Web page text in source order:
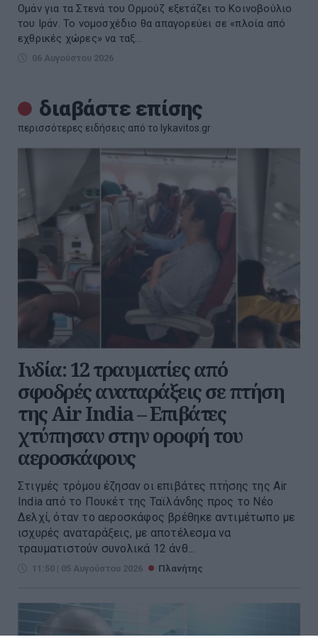
Ομάν για τα Στενά του Ορμούζ εξετάζει το Κοινοβούλιο
του Ιράν. Το νομοσχέδιο θα απαγορεύει σε «πλοία από
εχθρικές χώρες» να ταξ...
06 Αυγούστου 2026
διαβάστε επίσης
περισσότερες ειδήσεις από το lykavitos.gr
Ινδία: 12 τραυματίες από
σφοδρές αναταράξεις σε πτήση
της Air India – Επιβάτες
χτύπησαν στην οροφή του
αεροσκάφους
Στιγμές τρόμου έζησαν οι επιβάτες πτήσης της Air
India από το Πουκέτ της Ταϊλάνδης προς το Νέο
Δελχί, όταν το αεροσκάφος βρέθηκε αντιμέτωπο με
ισχυρές αναταράξεις, με αποτέλεσμα να
τραυματιστούν συνολικά 12 άνθ...
11:50 | 05 Αυγούστου 2026 Πλανήτης